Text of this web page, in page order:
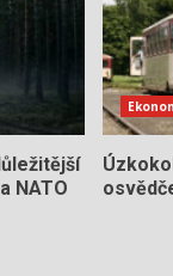
NATO